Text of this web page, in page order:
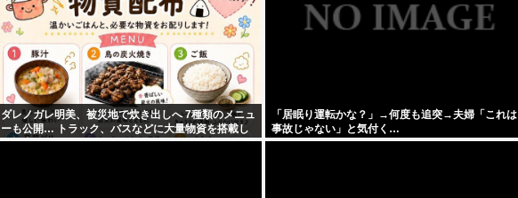
ダレノガレ明美、被災地で炊き出しへ 7種類のメニュ
ーも公開… トラック、バスなどに大量物資を搭載し
て熊本へ
「居眠り運転かな？」→何度も追突→夫婦「これは
事故じゃない」と気付く…